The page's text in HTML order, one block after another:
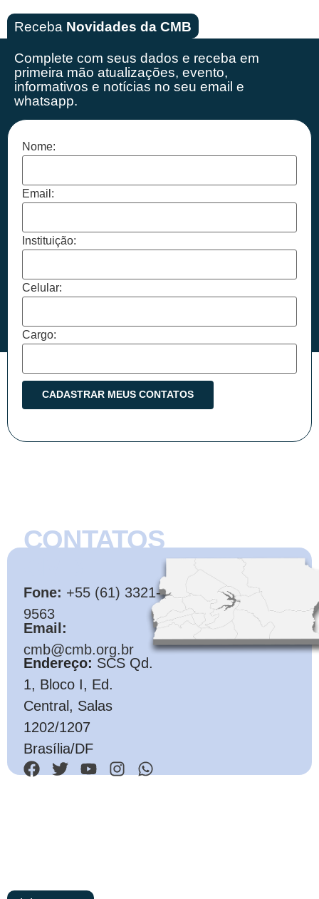
Receba Novidades da CMB
Complete com seus dados e receba em
primeira mão atualizações, evento,
informativos e notícias no seu email e
whatsapp.
Nome:
Email:
Instituição:
Celular:
Cargo:
CONTATOS
Fone: +55 (61) 3321-
9563
Email:
cmb@cmb.org.br
Endereço: SCS Qd.
1, Bloco I, Ed.
Central, Salas
1202/1207
Brasília/DF